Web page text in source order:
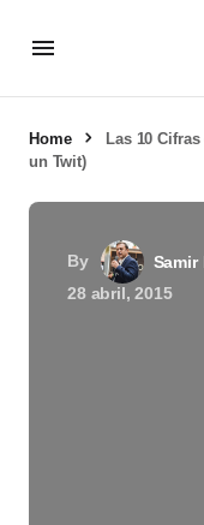
Home
Las 10
un Twit)
By
Samir
28 abril, 2015